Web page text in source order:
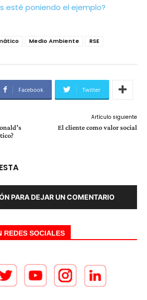
esté poniendo el ejemplo?
Medio Ambiente RSE
Facebook Twitter
Artículo siguiente
El cliente como valor social
PARA DEJAR UN COMENTARIO
REDES SOCIALES